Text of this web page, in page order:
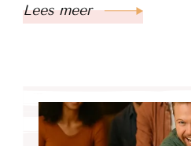
Lees meer